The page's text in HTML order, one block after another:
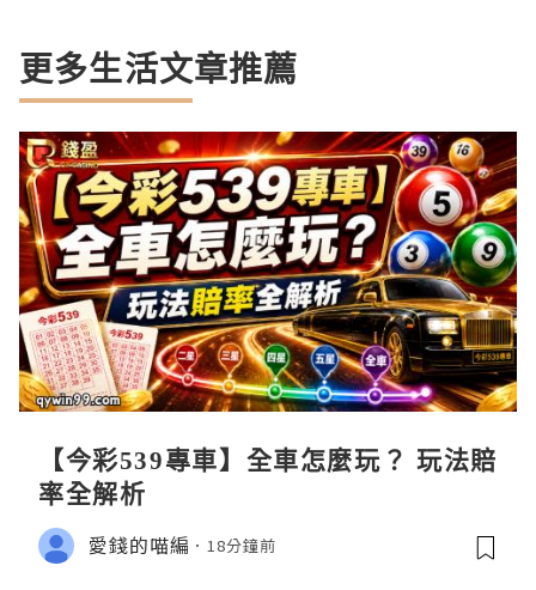
更多生活文章推薦
【今彩539專車】全車怎麼玩？ 玩法賠
率全解析
愛錢的喵編 18分鐘前